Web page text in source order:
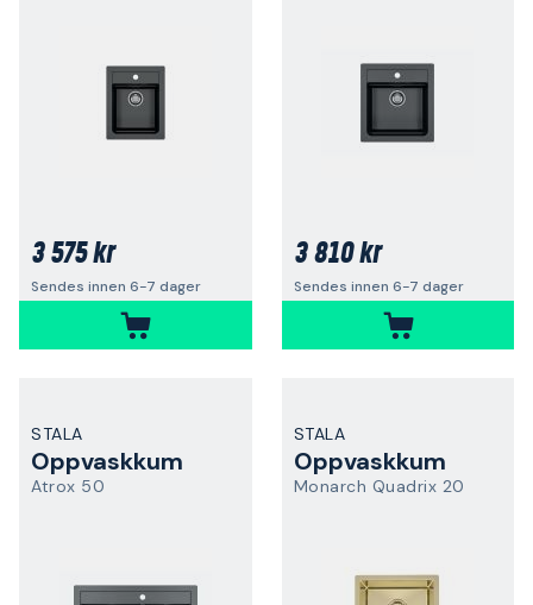
3 575 kr
Sendes innen 6-7 dager
3 810 kr
Sendes innen 6-7 dager
STALA
Oppvaskkum
Atrox 50
STALA
Oppvaskkum
Monarch Quadrix 20